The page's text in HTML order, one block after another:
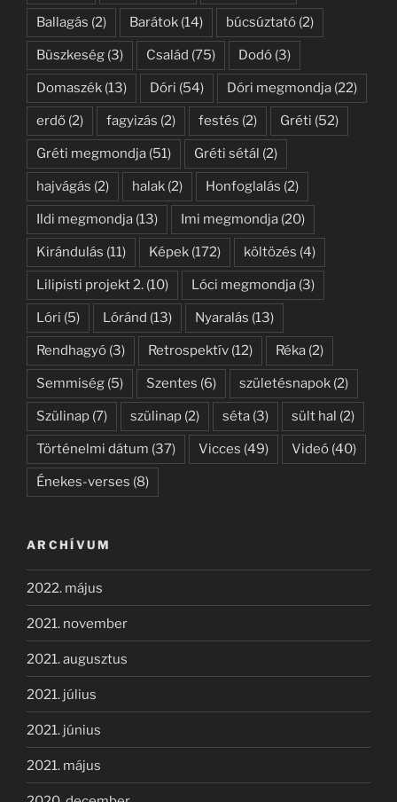
Ballagás (2) Barátok (14) búcsúztató (2)
Büszkeség (3) Család (75) Dodó (3)
Domaszék (13) Dóri (54) Dóri megmondja (22)
erdő (2) fagyizás (2) festés (2) Gréti (52)
Gréti megmondja (51) Gréti sétál (2)
hajvágás (2) halak (2) Honfoglalás (2)
Ildi megmondja (13) Imi megmondja (20)
Kirándulás (11) Képek (172) költözés (4)
Lilipisti projekt 2. (10) Lóci megmondja (3)
Lóri (5) Lóránd (13) Nyaralás (13)
Rendhagyó (3) Retrospektív (12) Réka (2)
Semmiség (5) Szentes (6) születésnapok (2)
Szülinap (7) szülinap (2) séta (3) sült hal (2)
Történelmi dátum (37) Vicces (49) Videó (40)
Énekes-verses (8)
ARCHÍVUM
2022. május
2021. november
2021. augusztus
2021. július
2021. június
2021. május